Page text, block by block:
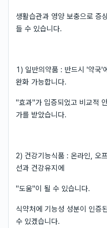
생활습관과 영양 보충으로 증
들 수 있습니다.
1) 일반의약품 : 반드시 '약국'
완화 가능합니다.
"효과"가 입증되었고 비교적
가를 받았습니다.
2) 건강기능식품 : 온라인, 오
선과 건강유지에
"도움"이 될 수 있습니다.
식약처에 기능성 성분이 인증
수 있겠습니다.